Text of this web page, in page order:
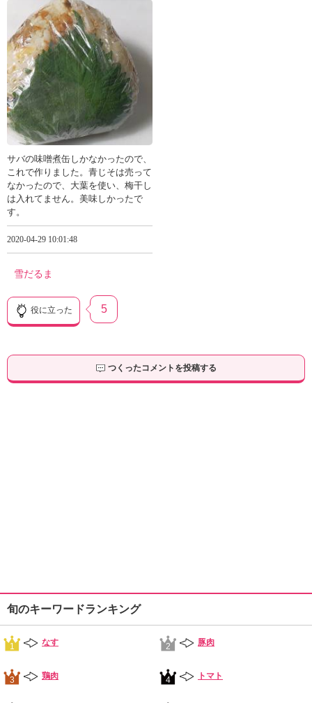
サバの味噌煮缶しかなかったので、
これで作りました。青じそは売って
なかったので、大葉を使い、梅干し
は入れてません。美味しかったで
す。
2020-04-29 10:01:48
雪だるま
役に立った 5
つくったコメントを投稿する
旬のキーワードランキング
1 なす 2 豚肉
3 鶏肉 4 トマト